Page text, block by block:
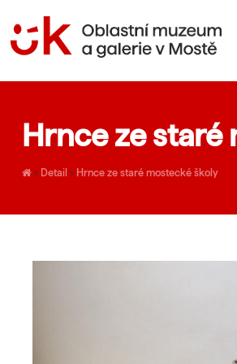
Hrnce ze staré
› Detail › Hrnce ze staré mostecké školy